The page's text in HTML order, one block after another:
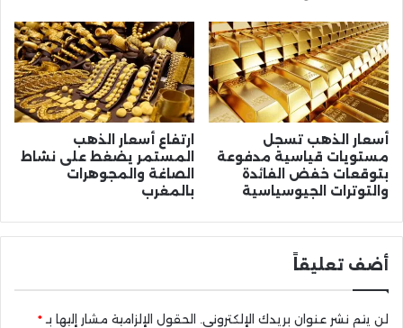
أسعار الذهب تسجل
مستويات قياسية مدفوعة
بتوقعات خفض الفائدة
والتوترات الجيوسياسية
ارتفاع أسعار الذهب
المستمر يضغط على نشاط
الصاغة والمجوهرات
بالمغرب
أضف تعليقاً
لن يتم نشر عنوان بريدك الإلكتروني. الحقول الإلزامية مشار إليها بـ*